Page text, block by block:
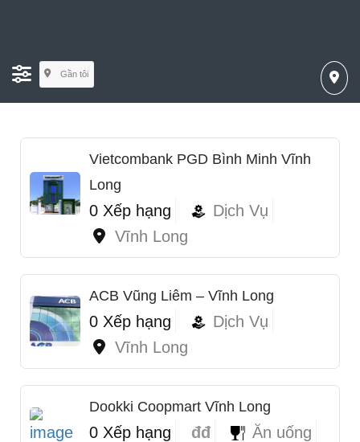
Gần tôi
Vietcombank PGD Bình Minh Vĩnh
Long
0 Xếp hạng
Dịch Vụ
Vĩnh Long
ACB Vũng Liêm – Vĩnh Long
0 Xếp hạng
Dịch Vụ
Vĩnh Long
Dookki Coopmart Vĩnh Long
0 Xếp hạng đđ
Ăn uống